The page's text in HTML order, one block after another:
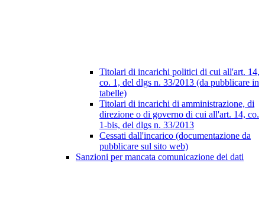
Titolari di incarichi politici di cui all'art. 14,
co. 1, del dlgs n. 33/2013 (da pubblicare in
tabelle)
Titolari di incarichi di amministrazione, di
direzione o di governo di cui all'art. 14, co.
1-bis, del dlgs n. 33/2013
Cessati dall'incarico (documentazione da
pubblicare sul sito web)
Sanzioni per mancata comunicazione dei dati